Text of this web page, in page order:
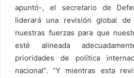
apuntó-, el secretario de
liderará una revisión global
nuestras fuerzas para que
esté alineada
prioridades de política
nacional”. “Y mientras esta